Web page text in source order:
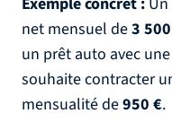
net mensuel de3
un prêt auto avec
souhaite contracter
mensualité de950 €.